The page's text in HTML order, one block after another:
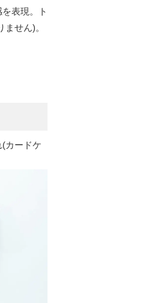
表現。ト
せん)。
カードケ